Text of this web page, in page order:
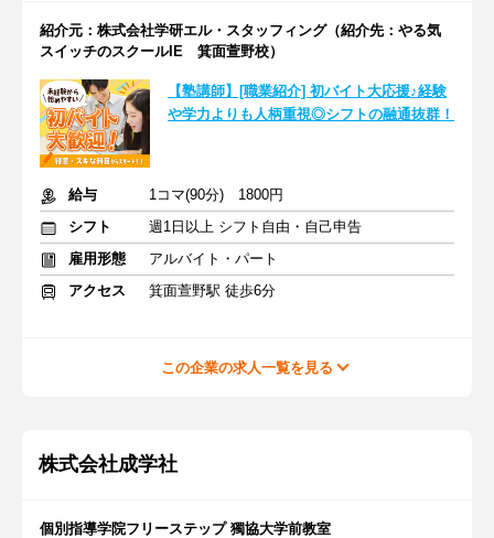
紹介元：株式会社学研エル・スタッフィング（紹介先：やる気
スイッチのスクールIE 箕面萱野校）
【塾講師】[職業紹介] 初バイト大応援♪経験
や学力よりも人柄重視◎シフトの融通抜群！
給与
1コマ(90分) 1800円
シフト
週1日以上 シフト自由・自己申告
雇用形態
アルバイト・パート
アクセス
箕面萱野駅 徒歩6分
この企業の求人一覧を見る
株式会社成学社
個別指導学院フリーステップ 獨協大学前教室